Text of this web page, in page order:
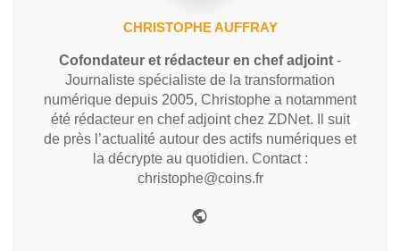
CHRISTOPHE AUFFRAY
Cofondateur et rédacteur en chef adjoint -
Journaliste spécialiste de la transformation
numérique depuis 2005, Christophe a notamment
été rédacteur en chef adjoint chez ZDNet. Il suit
de près l’actualité autour des actifs numériques et
la décrypte au quotidien. Contact :
christophe@coins.fr